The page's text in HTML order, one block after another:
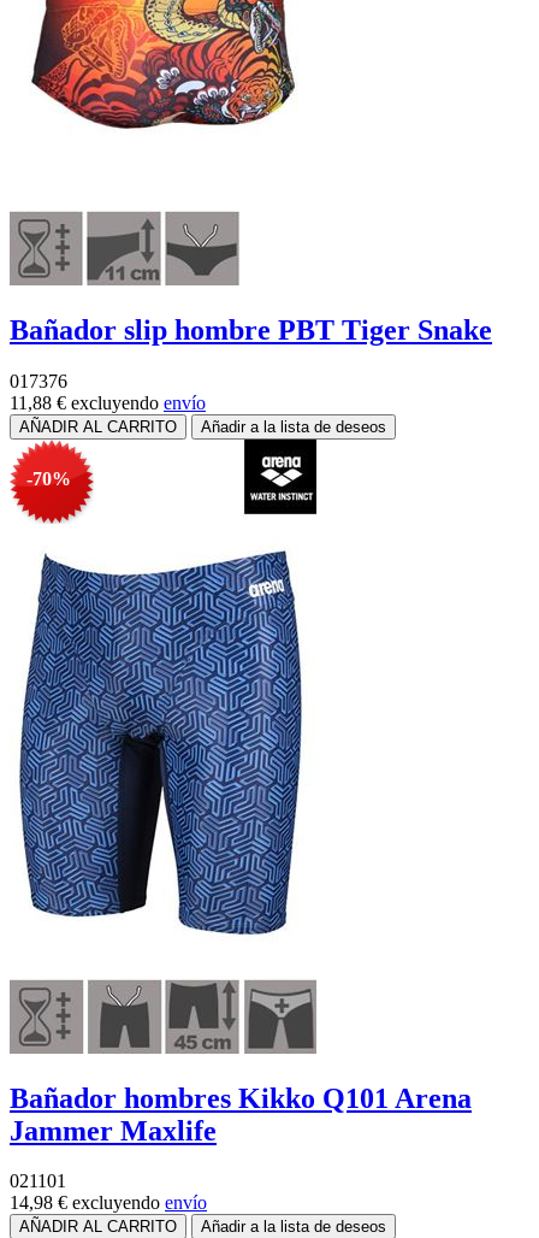
Bañador slip hombre PBT Tiger Snake
017376
11,88 € excluyendo envío
-70%
Bañador hombres Kikko Q101 Arena
Jammer Maxlife
021101
14,98 € excluyendo envío